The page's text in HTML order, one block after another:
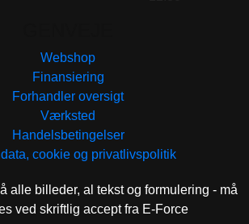
Webshop
Finansiering
Forhandler oversigt
Værksted
Handelsbetingelser
cookie og privatlivspolitik
alle billeder, al tekst og formulering - må
ved skriftlig accept fra E-Force